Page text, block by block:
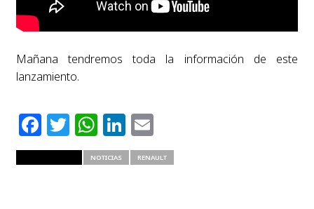
Mañana tendremos toda la información de este
lanzamiento.
Facebook
Twitter
WhatsApp
LinkedIn
Email
NOTICIAS RENAULT